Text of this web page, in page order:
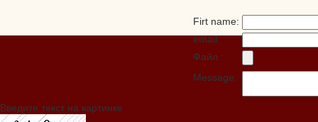
Firt name:
email:
Файл :
Message:
Введите текст на картинке